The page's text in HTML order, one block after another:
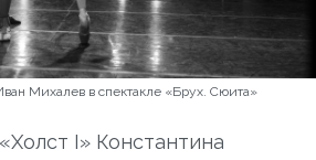
Михалев в спектакле «Брух. Сюита»
I» Константина